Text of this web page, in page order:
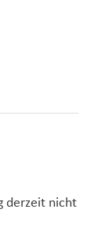
derzeit nicht